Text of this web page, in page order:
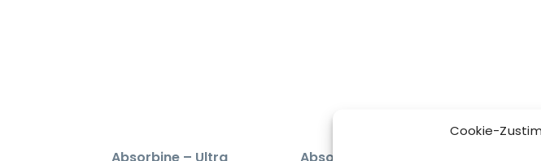
Cookie-
Absorbine – Ultra
Absorbine – Ultra